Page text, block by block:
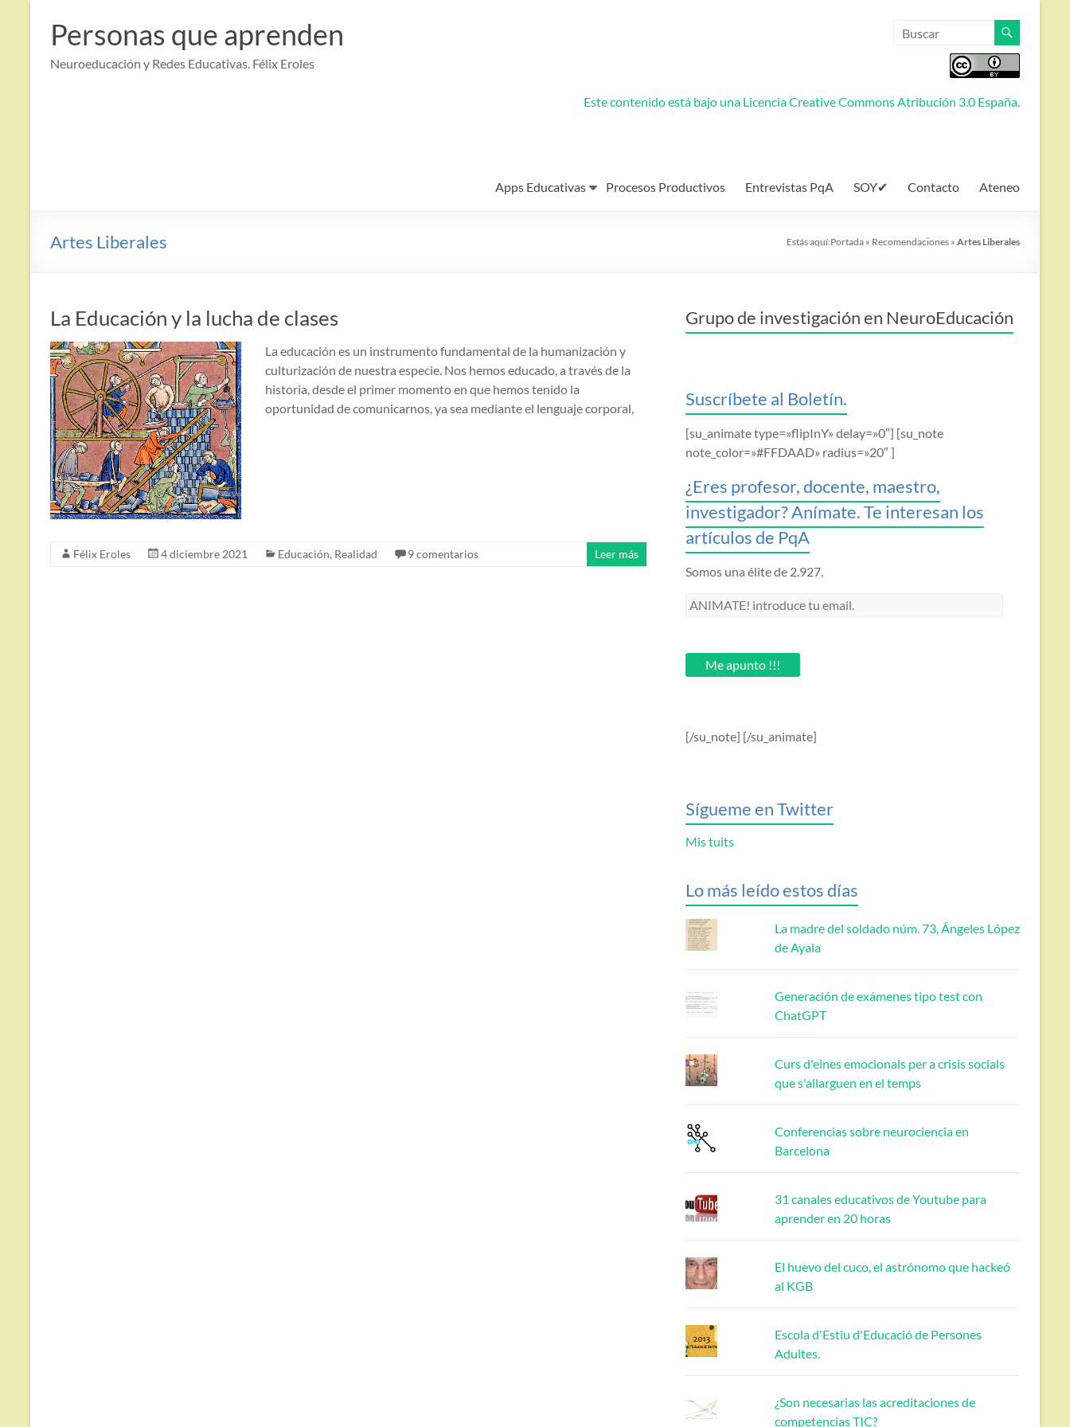
contenido
Personas que aprenden
Neuroeducación y Redes Educativas. Félix Eroles
Este contenido está bajo una Licencia Creative Commons Atribución 3.0 España.
Apps Educativas Procesos Productivos Entrevistas PqA SOY✔ Contacto Ateneo
Artes Liberales Estás aquí:Portada » Recomendaciones » Artes Liberales
La Educación y la lucha de clases
La educación es un instrumento fundamental de la humanización y
culturización de nuestra especie. Nos hemos educado, a través de la
historia, desde el primer momento en que hemos tenido la
oportunidad de comunicarnos, ya sea mediante el lenguaje corporal,
Félix Eroles 4 diciembre 2021 Educación, Realidad 9 comentarios Leer más
Grupo de investigación en NeuroEducación
Suscríbete al Boletín.
[su_animate type=»flipInY» delay=»0″] [su_note
note_color=»#FFDAAD» radius=»20″ ]
¿Eres profesor, docente, maestro,
investigador? Anímate. Te interesan los
artículos de PqA
Somos una élite de 2.927.
ANIMATE!
email.Me apunto !!!
[/su_note] [/su_animate]
Sígueme en Twitter
Mis tuits
Lo más leído estos días
La madre del soldado núm. 73, Ángeles López
de Ayala
Generación de exámenes tipo test con
ChatGPT
Curs d'eines emocionals per a crisis socials
que s'allarguen en el temps
Conferencias sobre neurociencia en
Barcelona
31 canales educativos de Youtube para
aprender en 20 horas
El huevo del cuco, el astrónomo que hackeó
al KGB
Escola d'Estiu d'Educació de Persones
Adultes.
¿Son necesarias las acreditaciones de
competencias TIC?